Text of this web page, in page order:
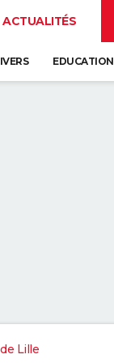
ACTUALITÉS
EDUCATION
Lille